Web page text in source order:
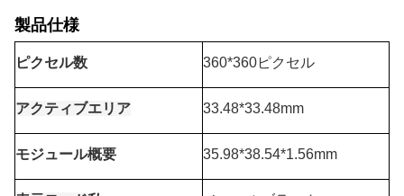
製品仕様
ピクセル数 360*360ピクセル
アクティブエリア 33.48*33.48mm
モジュール概要 35.98*38.54*1.56mm